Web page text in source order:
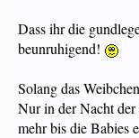
Dass ihr die
beunruhigend!
Solang das
Nur in der Nacht der
mehr bis die Babies